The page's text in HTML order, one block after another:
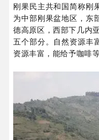
刚果民主共和国简称刚
为中部刚果盆地区，东
德高原区，西部下几内
五个部分。自然资源丰
资源丰富，能给予咖啡